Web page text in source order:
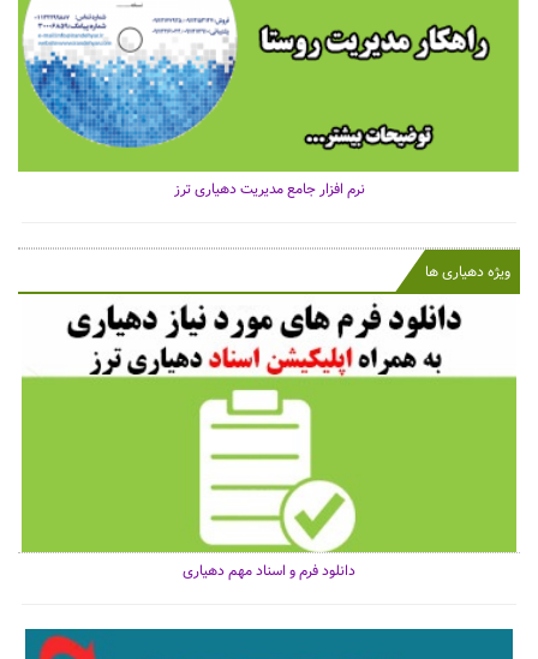
نرم افزار جامع مدیریت دهیاری ترز
ویژه دهیاری ها
دانلود فرم و اسناد مهم دهیاری